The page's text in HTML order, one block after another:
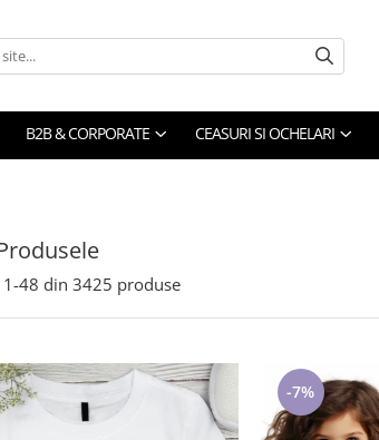
B2B & CORPORATE CEASURI SI OCHELARI
1-48 din 3425 produse
-7%